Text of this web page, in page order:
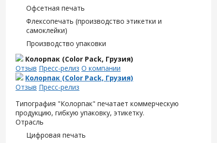
Офсетная печать
Флексопечать (производство этикетки и
самоклейки)
Производство упаковки
Колорпак (Color Pack, Грузия)
Отзыв Пресс-релиз О компании
Колорпак (Color Pack, Грузия)
Отзыв Пресс-релиз
Типография "Колорпак" печатает коммерческую
продукцию, гибкую упаковку, этикетку.
Отрасль
Цифровая печать